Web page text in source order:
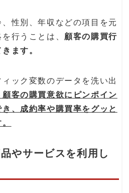
性別、年収などの項目を元
行うことは、 顧客の購買行
ます。
ック変数のデータを洗い出
顧客の購買意欲にピンポイン
き、成約率や購買率をグッと
やサービスを利用し